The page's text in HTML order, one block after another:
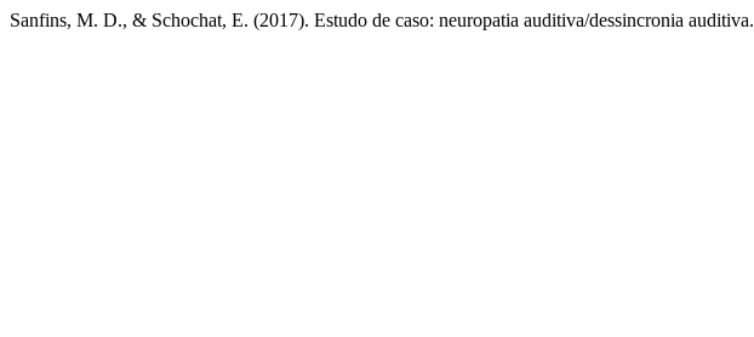
Sanfins, M. D., & Schochat, E. (2017). Estudo de caso: neuropatia auditiva/dessincronia auditiva.